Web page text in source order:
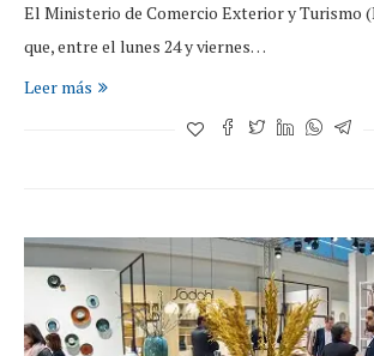
El Ministerio de Comercio Exterior y Turismo
que, entre el lunes 24 y viernes…
Leer más